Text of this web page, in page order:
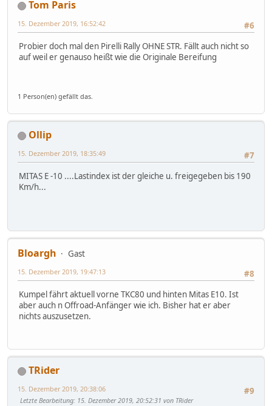
Tom Paris
#6
15. Dezember 2019, 16:52:42
Probier doch mal den Pirelli Rally OHNE STR. Fällt auch nicht so
auf weil er genauso heißt wie die Originale Bereifung
1 Person(en) gefällt das.
Ollip
#7
15. Dezember 2019, 18:35:49
MITAS E -10 ....Lastindex ist der gleiche u. freigegeben bis 190
Km/h...
Bloargh
Gast
#8
15. Dezember 2019, 19:47:13
Kumpel fährt aktuell vorne TKC80 und hinten Mitas E10. Ist
aber auch n Offroad-Anfänger wie ich. Bisher hat er aber
nichts auszusetzen.
TRider
#9
15. Dezember 2019, 20:38:06
Letzte Bearbeitung: 15. Dezember 2019, 20:52:31 von TRider